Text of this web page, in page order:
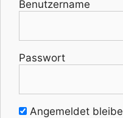
Benutzername
Passwort
Angemeldet